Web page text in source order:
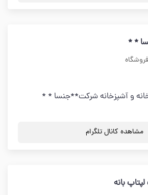
* *
خانه و آشپزخانه شرکت**جنسا * *
مشاهده کانال تلگرام
بانه